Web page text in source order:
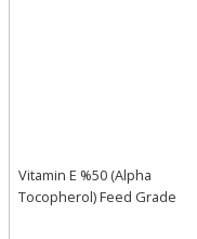
Vitamin E %50 (Alpha
Tocopherol) Feed Grade